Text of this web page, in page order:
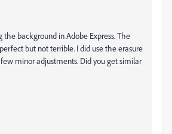
the background in Adobe Express. The
but not terrible. I did use the erasure
minor adjustments. Did you get similar